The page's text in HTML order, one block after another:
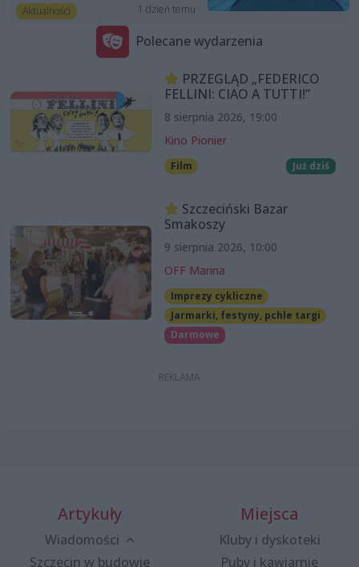
Aktualności 1 dzień temu
Polecane wydarzenia
PRZEGLĄD „FEDERICO
FELLINI: CIAO A TUTTI!”
8 sierpnia 2026, 19:00
Kino Pionier
Film Już dziś
Szczeciński Bazar
Smakoszy
9 sierpnia 2026, 10:00
OFF Marina
Imprezy cykliczne
Jarmarki, festyny, pchle targi
Darmowe
Artykuły
Wiadomości
Szczecin w budowie
Miejsca
Kluby i dyskoteki
Puby i kawiarnie